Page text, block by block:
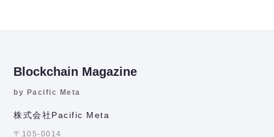
Blockchain Magazine
by Pacific Meta
株式会社Pacific Meta
〒105-0014